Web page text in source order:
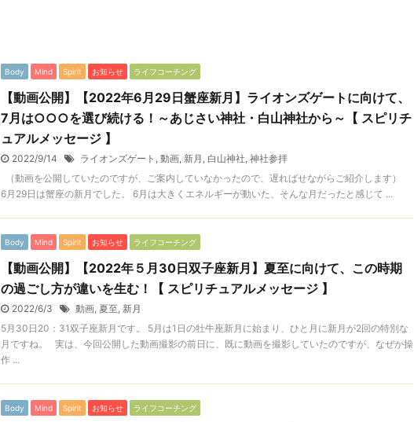
Body Mind Spirit お知らせ ライフコーチング
【動画公開】【2022年6月29日蟹座新月】ライオンズゲートに向けて、
7月は○○○を選び続ける！～あじさい神社・白山神社から～【 スピリチ
ュアルメッセージ 】
2022/9/14 ライオンズゲート , 動画, 新月 , 白山神社, 神社参拝
（動画を公開していたのですが、ご案内していなかったので、遅ればせながらご紹介します）
6月29日は蟹座の新月でした。 6月は大きくエネルギーが動いた、そんな月だったと感じて ...
Body Mind Spirit お知らせ ライフコーチング
【動画公開】【2022年５月30日双子座新月】夏至に向けて、この時期
の過ごし方が違いを生む！【 スピリチュアルメッセージ 】
2022/6/3 動画, 夏至, 新月
5月30日20：31双子座新月です。 5月は1日の牡牛座新月に始まり、ひと月に新月が2回の特別な
月ですね。 実は、今回公開した動画撮影の前日に、既に動画を撮影していたのですが、なぜか操
作 ...
Body Mind Spirit お知らせ ライフコーチング